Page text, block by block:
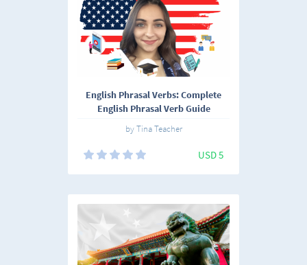
English Phrasal Verbs: Complete
English Phrasal Verb Guide
by Tina Teacher
USD 5